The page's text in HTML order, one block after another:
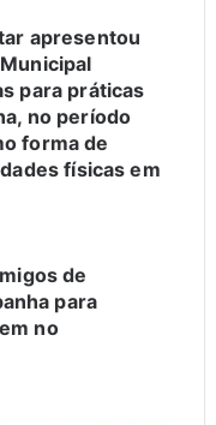
apresentou
para práticas
no período
forma de
físicas em
de
para
no